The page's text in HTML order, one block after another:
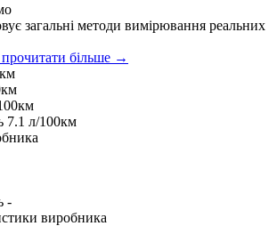
загальні методи вимірювання реальних
прочитати більше →
7.1 л/100км
-
виробника